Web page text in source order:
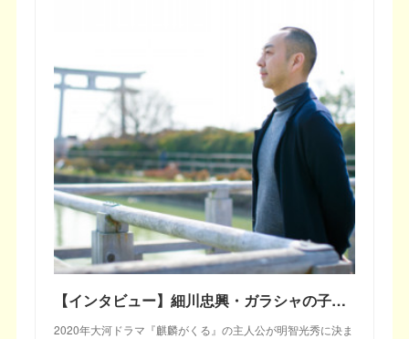
【インタビュー】細川忠興・ガラシャの子孫、陶芸家 細川護光さん
2020年大河ドラマ『麒麟がくる』の主人公が明智光秀に決ま